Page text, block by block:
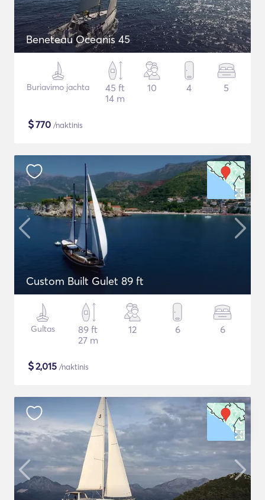
Beneteau Oceanis 45
Buriavimo jachta
45 ft
14 m
10 4 5
$770 /naktinis
Custom Built Gulet 89 ft
Gultas
89 ft
27 m
12 6 6
$2,015 /naktinis